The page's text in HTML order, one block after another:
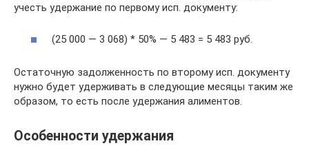
учесть удержание по первому исп. документу:
(25 000 — 3 068) * 50% — 5 483 = 5 483 руб.
Остаточную задолженность по второму исп. документу
нужно будет удерживать в следующие месяцы таким же
образом, то есть после удержания алиментов.
Особенности удержания